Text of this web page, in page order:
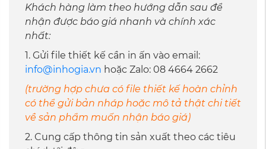
Khách hàng làm theo hướng dẫn sau để
nhận được báo giá nhanh và chính xác
nhất:
1. Gửi file thiết kế cần in ấn vào email:
info@inhogia.vn hoặc Zalo: 08 4664 2662
(trường hợp chưa có file thiết kế hoàn chỉnh
có thể gửi bản nháp hoặc mô tả thật chi tiết
về sản phẩm muốn nhận báo giá)
2. Cung cấp thông tin sản xuất theo các tiêu